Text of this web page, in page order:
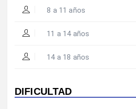
8 a 11 años
11 a 14 años
14 a 18 años
DIFICULTAD